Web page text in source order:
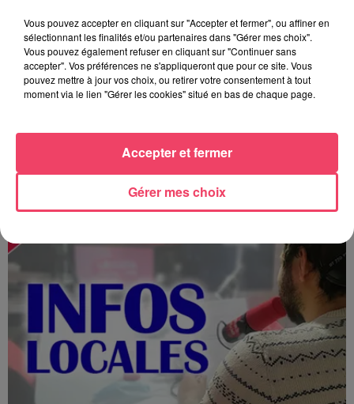
MAGSPORT SOIR 49 06/08/26
Vous pouvez accepter en cliquant sur "Accepter et fermer", ou affiner en
sélectionnant les finalités et/ou partenaires dans "Gérer mes choix".
Vous pouvez également refuser en cliquant sur "Continuer sans
accepter". Vos préférences ne s'appliqueront que pour ce site. Vous
pouvez mettre à jour vos choix, ou retirer votre consentement à tout
moment via le lien "Gérer les cookies" situé en bas de chaque page.
Gérer mes choix
Accepter et fermer